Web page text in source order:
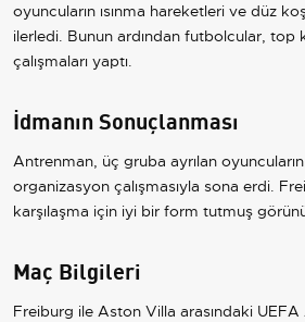
oyuncuların ısınma hareketleri ve düz
ilerledi. Bunun ardından futbolcular, top
çalışmaları yaptı.
İdmanın Sonuçlanması
Antrenman, üç gruba ayrılan
organizasyon çalışmasıyla sona erdi.
karşılaşma için iyi bir form tutmuş
Maç Bilgileri
Freiburg ile Aston Villa arasındaki